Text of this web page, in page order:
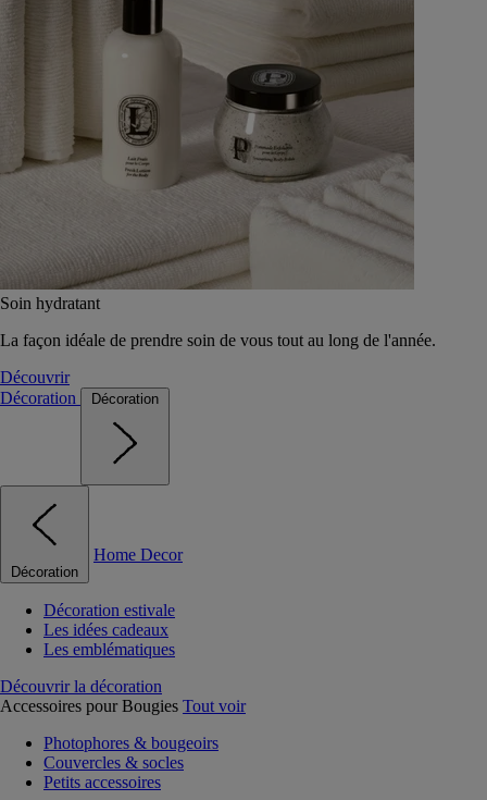
Soin hydratant
La façon idéale de prendre soin de vous tout au long de l'année.
Découvrir
Décoration
Décoration
Décoration
Home Decor
Décoration estivale
Les idées cadeaux
Les emblématiques
Découvrir la décoration
Accessoires pour Bougies Tout voir
Photophores & bougeoirs
Couvercles & socles
Petits accessoires